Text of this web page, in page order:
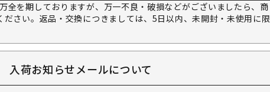
全を期しておりますが、万一不良・破損などがございましたら、商
さい。返品・交換につきましては、5日以内、未開封・未使用に限
入荷お知らせメールについて